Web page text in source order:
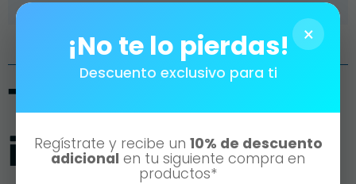
También te puede
interesar
×
¡No te lo pierdas!
Descuento exclusivo para ti
Regístrate y recibe un 10% de descuento
adicional en tu siguiente compra en
productos*